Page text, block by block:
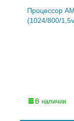
Процессор
(1024/800/
В наличии